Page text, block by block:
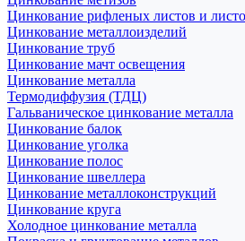
Цинкование рифленых листов и
Цинкование металлоизделий
Цинкование труб
Цинкование мачт освещения
Цинкование металла
Термодиффузия (ТДЦ)
Гальваническое цинкование металла
Цинкование балок
Цинкование уголка
Цинкование полос
Цинкование швеллера
Цинкование металлоконструкций
Цинкование круга
Холодное цинкование металла